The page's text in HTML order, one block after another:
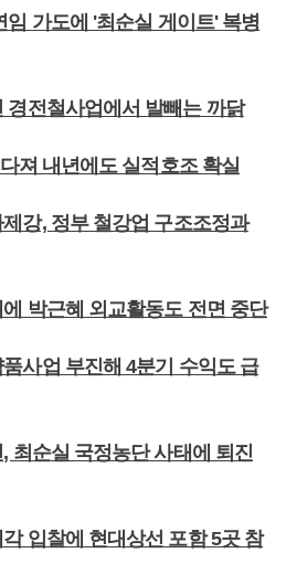
가도에 '최순실 게이트' 복병
경전철사업에서 발빼는 까닭
져 내년에도 실적호조 확실
강, 정부 철강업 구조조정과
박근혜 외교활동도 전면 중단
사업 부진해 4분기 수익도 급
최순실 국정농단 사태에 퇴진
입찰에 현대상선 포함 5곳 참